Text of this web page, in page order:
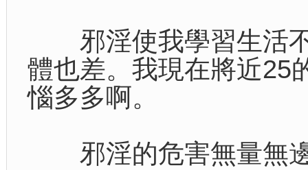
邪淫使我學習生活不
體也差。我現在將近25
惱多多啊。
邪淫的危害無量無邊